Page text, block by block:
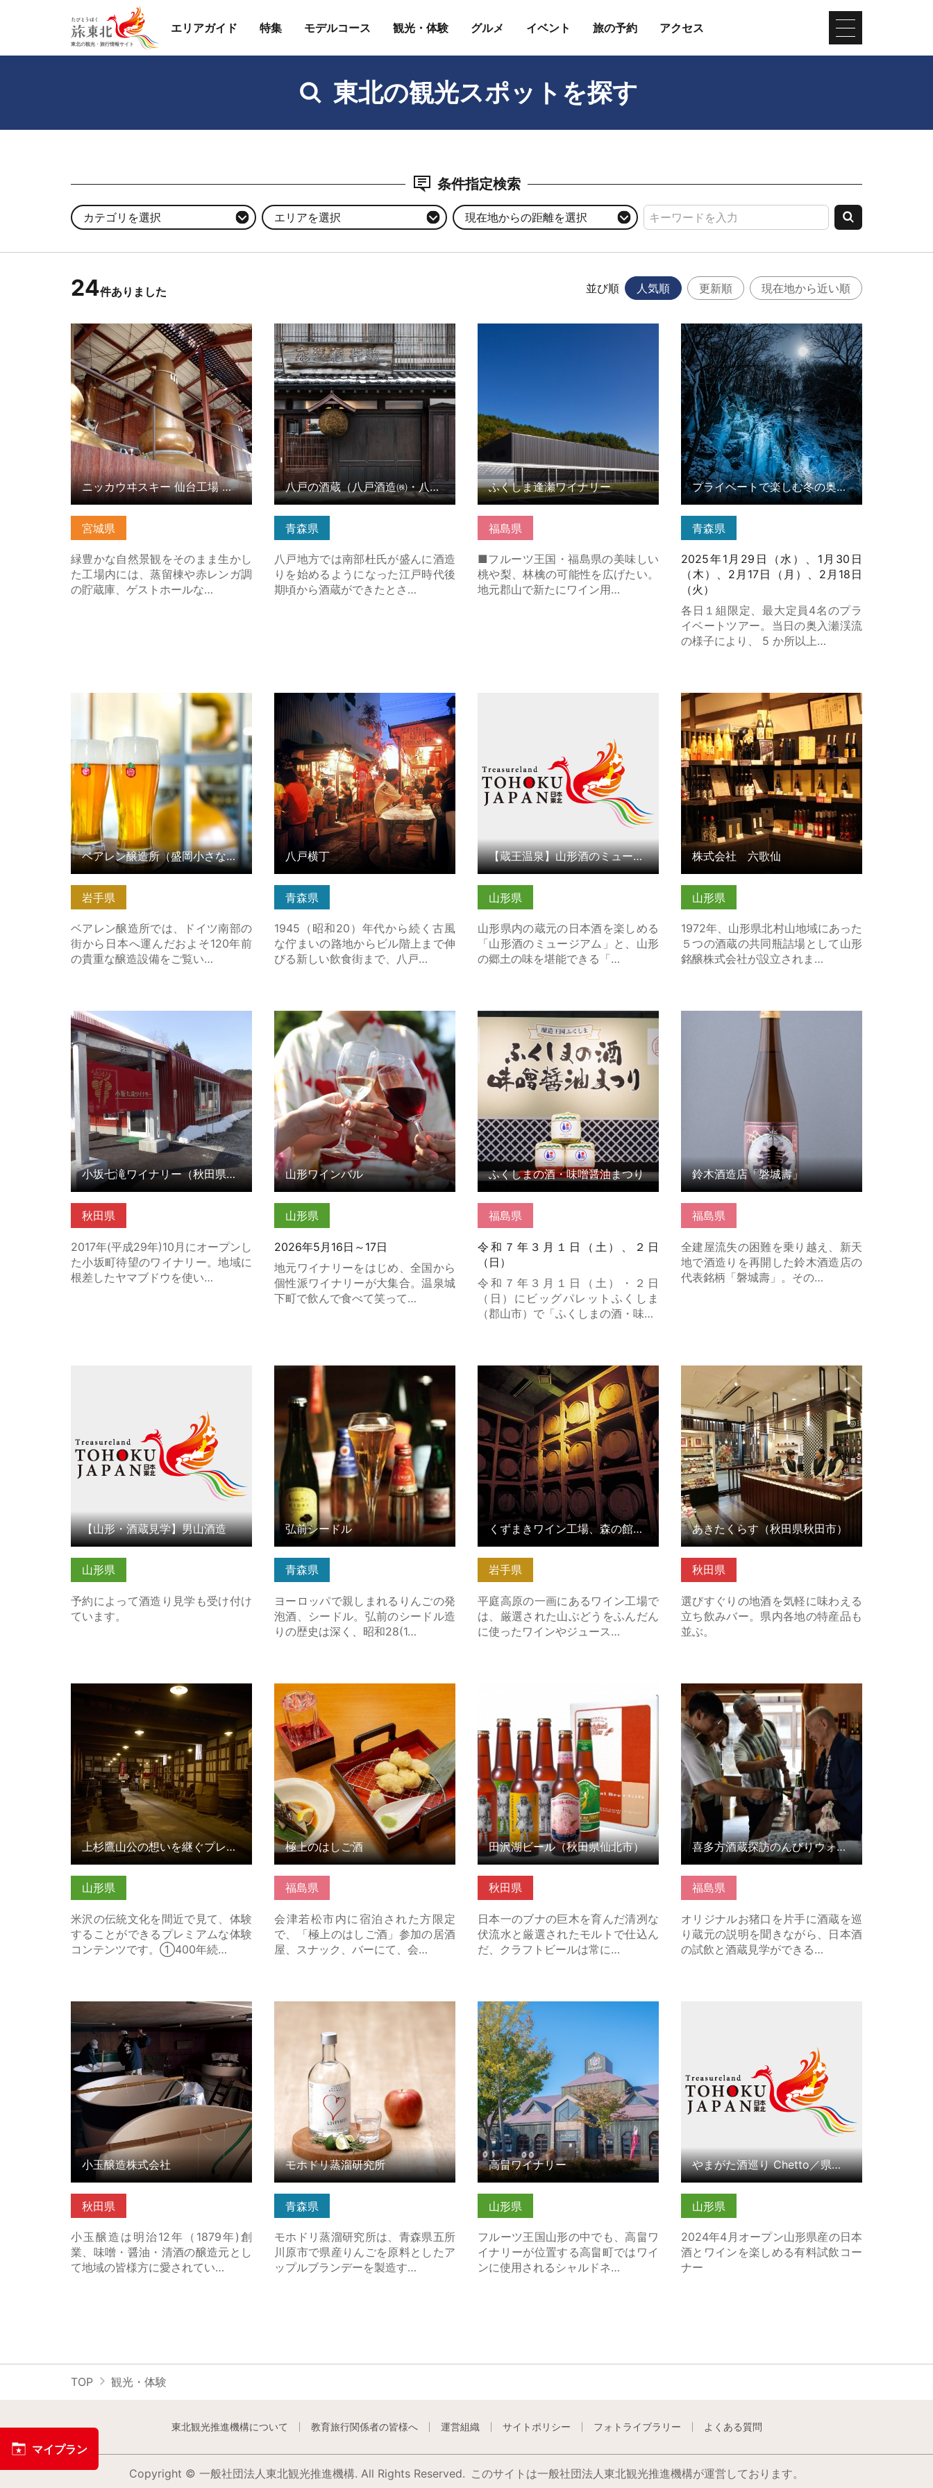
エリアガイド 特集 モデルコース 観光・体験 グルメ イベント 旅の予約 アクセス
東北の観光スポットを探す
条件指定検索
カテゴリを選択 エリアを選択 現在地からの距離を選択
24件ありました 並び順 人気順 更新順 現在地から近い順
宮城県
緑豊かな自然景観をそのまま生かし
た工場内には、蒸留棟や赤レンガ調
の貯蔵庫、ゲストホールな…
ニッカウヰスキー 仙台工場 宮城峡
蒸溜所 の詳細はこちら
ニッカウヰスキー 仙台工場 宮城峡蒸溜所
青森県
八戸地方では南部杜氏が盛んに酒造
りを始めるようになった江戸時代後
期頃から酒蔵ができたとさ…
八戸の酒蔵（八戸酒造㈱・八戸酒類
㈱） の詳細はこちら
八戸の酒蔵（八戸酒造㈱・八戸酒類㈱）
福島県
■フルーツ王国・福島県の美味しい
桃や梨、林檎の可能性を広げたい。
地元郡山で新たにワイン用…
ふくしま逢瀬ワイナリー
青森県
2025年1月29日（水）、1月30日
（木）、2月17日（月）、2月18日
（火）
各日１組限定、最大定員4名のプラ
イベートツアー。当日の奥入瀬渓流
の様子により、 5 か所以上…
プライベートで楽しむ冬の奥入瀬ナ
イトツアー の詳細はこちら
プライベートで楽しむ冬の奥入瀬ナイトツアー
岩手県
ベアレン醸造所では、ドイツ南部の
街から日本へ運んだおよそ120年前
の貴重な醸造設備をご覧い…
ベアレン醸造所（盛岡小さな博物
館） の詳細はこちら
ベアレン醸造所（盛岡小さな博物館）
青森県
1945（昭和20）年代から続く古風
な佇まいの路地からビル階上まで伸
びる新しい飲食街まで、八戸…
八戸横丁 の詳細はこちら
八戸横丁
山形県
山形県内の蔵元の日本酒を楽しめる
「山形酒のミュージアム」と、山形
の郷土の味を堪能できる「…
【蔵王温泉】山形酒のミュージアム＆湯けむり屋台つまみ
山形県
1972年、山形県北村山地域にあった
５つの酒蔵の共同瓶詰場として山形
銘醸株式会社が設立されま…
株式会社 六歌仙 の詳細はこちら
株式会社 六歌仙
秋田県
2017年(平成29年)10月にオープンし
た小坂町待望のワイナリー。地域に
根差したヤマブドウを使い…
小坂七滝ワイナリー（秋田県小坂
町） の詳細はこちら
小坂七滝ワイナリー（秋田県小坂町）
山形県
2026年5月16日～17日
地元ワイナリーをはじめ、全国から
個性派ワイナリーが大集合。温泉城
下町で飲んで食べて笑って…
山形ワインバル の詳細はこちら
山形ワインバル
福島県
令和７年３月１日（土）、２日
（日）
令和７年３月１日（土）・２日
（日）にビッグパレットふくしま
（郡山市）で「ふくしまの酒・味…
ふくしまの酒・味噌醤油まつり の詳
細はこちら
ふくしまの酒・味噌醤油まつり
福島県
全建屋流失の困難を乗り越え、新天
地で酒造りを再開した鈴木酒造店の
代表銘柄「磐城壽」。その…
鈴木酒造店「磐城壽」 の詳細はこち
鈴木酒造店「磐城壽」
山形県
予約によって酒造り見学も受け付け
ています。
【山形・酒蔵見学】男山酒造
青森県
ヨーロッパで親しまれるりんごの発
泡酒、シードル。弘前のシードル造
りの歴史は深く、昭和28(1…
弘前シードル の詳細はこちら
弘前シードル
岩手県
平庭高原の一画にあるワイン工場で
は、厳選された山ぶどうをふんだん
に使ったワインやジュース…
くずまきワイン工場、森の館ウッデ
ィ の詳細はこちら
くずまきワイン工場、森の館ウッディ
秋田県
選びすぐりの地酒を気軽に味わえる
立ち飲みバー。県内各地の特産品も
並ぶ。
あきたくらす（秋田県秋田市） の詳
細はこちら
あきたくらす（秋田県秋田市）
山形県
米沢の伝統文化を間近で見て、体験
することができるプレミアムな体験
コンテンツです。①400年続…
上杉鷹山公の想いを継ぐプレミアム
オープンファクトリー の詳細はこち
上杉鷹山公の想いを継ぐプレミアムオープンファクトリー
福島県
会津若松市内に宿泊された方限定
で、「極上のはしご酒」参加の居酒
屋、スナック、バーにて、会…
極上のはしご酒 の詳細はこちら
極上のはしご酒
秋田県
日本一のブナの巨木を育んだ清冽な
伏流水と厳選されたモルトで仕込ん
だ、クラフトビールは常に…
田沢湖ビール（秋田県仙北市）
福島県
オリジナルお猪口を片手に酒蔵を巡
り蔵元の説明を聞きながら、日本酒
の試飲と酒蔵見学ができる…
喜多方酒蔵探訪のんびりウォーク の
詳細はこちら
喜多方酒蔵探訪のんびりウォーク
秋田県
小玉醸造は明治12年（1879年)創
業、味噌・醤油・清酒の醸造元とし
て地域の皆様方に愛されてい…
小玉醸造株式会社 の詳細はこちら
小玉醸造株式会社
青森県
モホドリ蒸溜研究所は、青森県五所
川原市で県産りんごを原料としたア
ップルブランデーを製造す…
モホドリ蒸溜研究所 の詳細はこちら
モホドリ蒸溜研究所
山形県
フルーツ王国山形の中でも、高畠ワ
イナリーが位置する高畠町ではワイ
ンに使用されるシャルドネ…
高畠ワイナリー の詳細はこちら
高畠ワイナリー
山形県
2024年4月オープン山形県産の日本
酒とワインを楽しめる有料試飲コー
ナー
やまがた酒巡り Chetto／県産酒・県産ワイン試飲コーナー
TOP 観光・体験
東北観光推進機構について 教育旅行関係者の皆様へ 運営組織 サイトポリシー フォトライブラリー よくある質問
Copyright © 一般社団法人東北観光推進機構. All Rights Reserved. このサイトは⼀般社団法⼈東北観光推進機構が運営しております。
マイプラン